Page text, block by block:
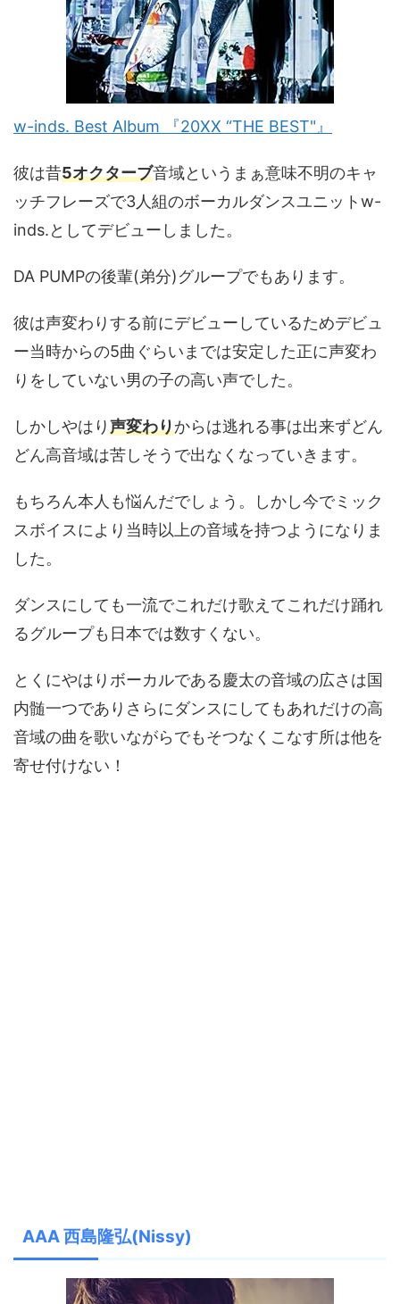
w-inds. Best Album 『20XX “THE BEST"』
彼は昔5オクターブ音域というまぁ意味不明のキャ
ッチフレーズで3人組のボーカルダンスユニットw-
inds.としてデビューしました。
DA PUMPの後輩(弟分)グループでもあります。
彼は声変わりする前にデビューしているためデビュ
ー当時からの5曲ぐらいまでは安定した正に声変わ
りをしていない男の子の高い声でした。
しかしやはり声変わりからは逃れる事は出来ずどん
どん高音域は苦しそうで出なくなっていきます。
もちろん本人も悩んだでしょう。しかし今でミック
スボイスにより当時以上の音域を持つようになりま
した。
ダンスにしても一流でこれだけ歌えてこれだけ踊れ
るグループも日本では数すくない。
とくにやはりボーカルである慶太の音域の広さは国
内髄一つでありさらにダンスにしてもあれだけの高
音域の曲を歌いながらでもそつなくこなす所は他を
寄せ付けない！
AAA 西島隆弘(Nissy)